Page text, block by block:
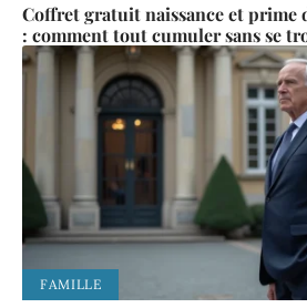
Coffret gratuit naissance et prime
: comment tout cumuler sans se
FAMILLE